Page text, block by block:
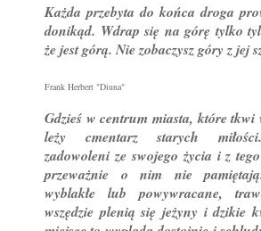
Każda przebyta do końca droga
donikąd. Wdrap się na górę tylko
że jest górą. Nie zobaczysz góry z jej
Frank Herbert "Diuna"
Gdzieś w centrum miasta, które tkwi
leży cmentarz starych miłości.
zadowoleni ze swojego życia i z
przeważnie o nim nie
wyblakłe lub powywracane,
wszędzie plenią się jeżyny i dzikie